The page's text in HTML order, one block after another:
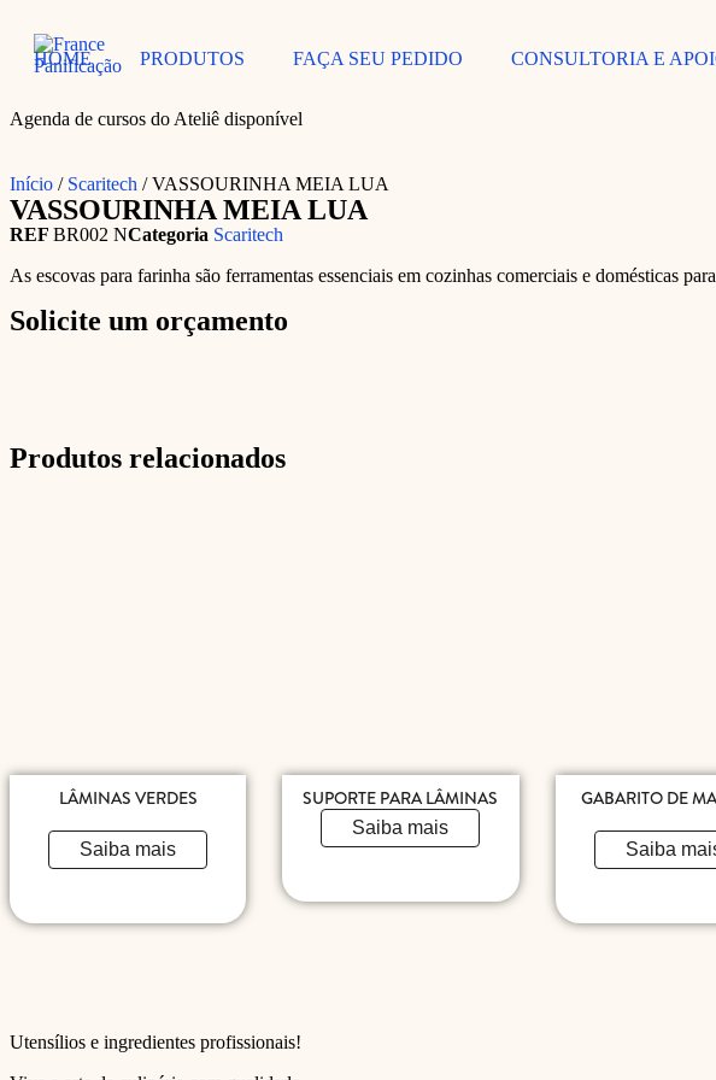
HOME PRODUTOS FAÇA SEU PEDIDO CONSULTORIA E
Agenda de cursos do Ateliê disponível
Início / Scaritech / VASSOURINHA MEIA LUA
VASSOURINHA MEIA LUA
REF BR002 NCategoria Scaritech
As escovas para farinha são ferramentas essenciais em cozinhas comerciais e domésticas
Solicite um orçamento
Produtos relacionados
LÂMINAS VERDES
Saiba mais
SUPORTE PARA LÂMINAS
Saiba mais
GABARITO DE
Saiba
Utensílios e ingredientes profissionais!